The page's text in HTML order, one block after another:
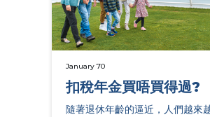
January 70
扣稅年金買唔買得過?
隨著退休年齡的逼近，人們越來